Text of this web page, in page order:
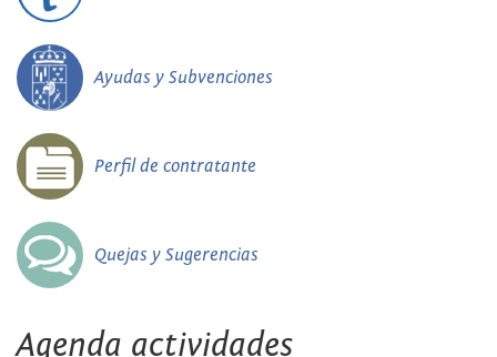
Ayudas y Subvenciones
Perfil de contratante
Quejas y Sugerencias
Agenda actividades